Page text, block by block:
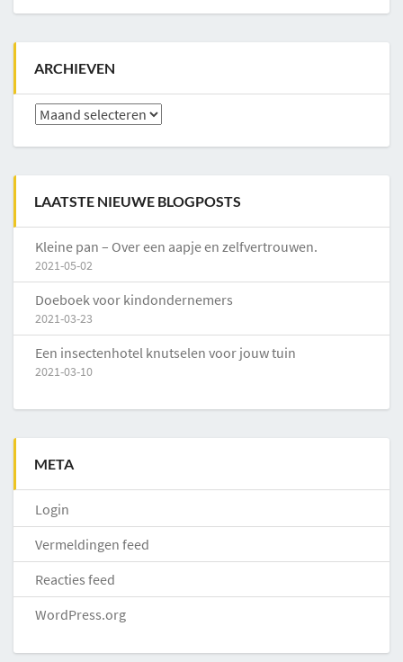
ARCHIEVEN
Archieven
LAATSTE NIEUWE BLOGPOSTS
Kleine pan – Over een aapje en zelfvertrouwen.
2021-05-02
Doeboek voor kindondernemers
2021-03-23
Een insectenhotel knutselen voor jouw tuin
2021-03-10
META
Login
Vermeldingen feed
Reacties feed
WordPress.org